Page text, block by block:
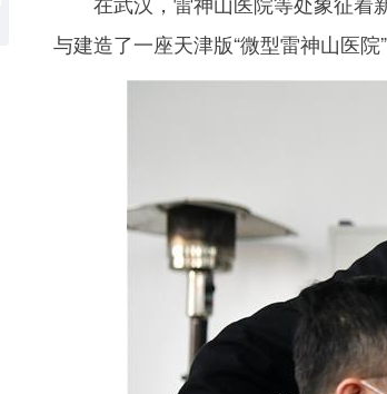
与建造了一座天津版“微型雷神山医院”